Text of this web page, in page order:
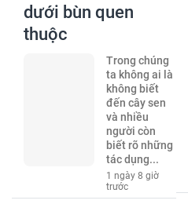
dưới bùn quen
thuộc
Trong chúng
ta không ai là
không biết
đến cây sen
và nhiều
người còn
biết rõ những
tác dụng...
1 ngày 8 giờ
trước